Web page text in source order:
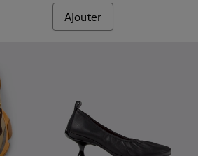
Ajouter